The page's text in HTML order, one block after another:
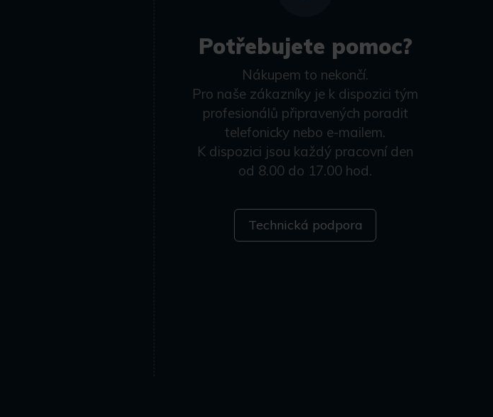
Potřebujete pomoc?
Nákupem to nekončí.
Pro naše zákazníky je k dispozici tým
profesionálů připravených poradit
telefonicky nebo e-mailem.
K dispozici jsou každý pracovní den
od 8.00 do 17.00 hod.
Technická podpora